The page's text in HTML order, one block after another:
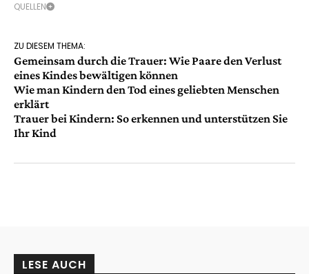
QUELLEN
ZU DIESEM THEMA:
Gemeinsam durch die Trauer: Wie Paare den Verlust
eines Kindes bewältigen können
Wie man Kindern den Tod eines geliebten Menschen
erklärt
Trauer bei Kindern: So erkennen und unterstützen Sie
Ihr Kind
LESE AUCH